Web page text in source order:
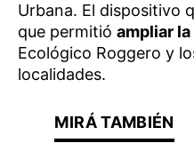
Urbana. El dispositivo
que permitió ampliar
Ecológico Roggero y
localidades.